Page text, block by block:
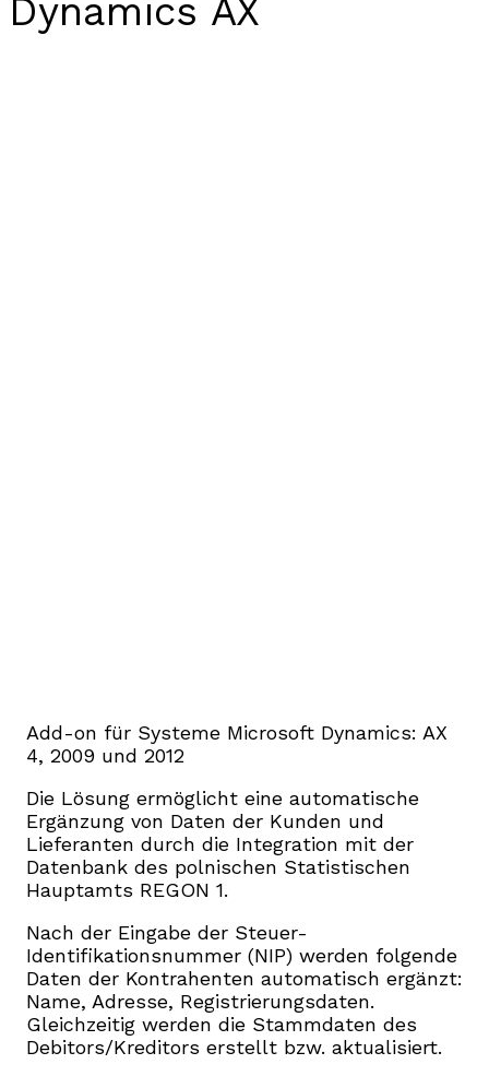
Dynamics AX
Add-on für Systeme Microsoft Dynamics: AX
4, 2009 und 2012
Die Lösung ermöglicht eine automatische
Ergänzung von Daten der Kunden und
Lieferanten durch die Integration mit der
Datenbank des polnischen Statistischen
Hauptamts REGON 1.
Nach der Eingabe der Steuer-
Identifikationsnummer (NIP) werden folgende
Daten der Kontrahenten automatisch ergänzt:
Name, Adresse, Registrierungsdaten.
Gleichzeitig werden die Stammdaten des
Debitors/Kreditors erstellt bzw. aktualisiert.